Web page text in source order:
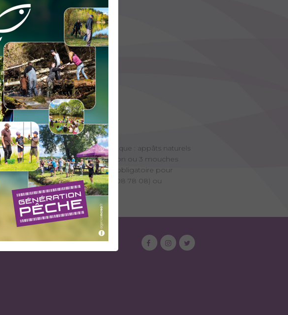
1450m. Réglementation spécifique : appâts naturels
sont autorisés. 2 hameçon ou 3 mouches
Une carte de pêche est obligatoire pour
à l'Office de Tourisme (04 79 08 78 08) ou
ÉLUS